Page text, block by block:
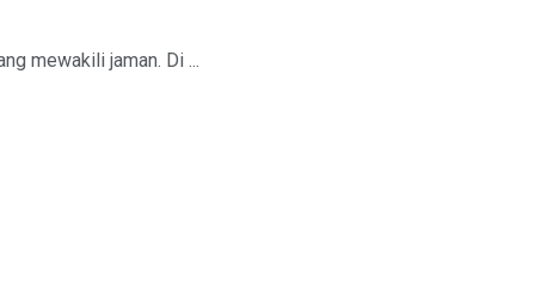
mewakili jaman. Di ...